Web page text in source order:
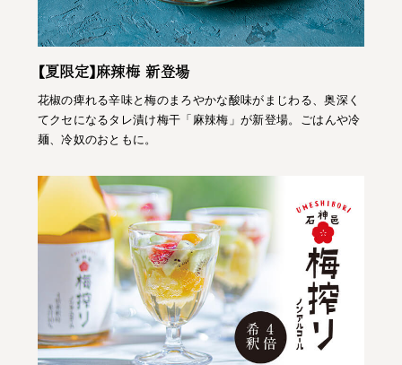
【夏限定】麻辣梅 新登場
花椒の痺れる辛味と梅のまろやかな酸味がまじわる、奥深く
てクセになるタレ漬け梅干「麻辣梅」が新登場。ごはんや冷
麺、冷奴のおともに。